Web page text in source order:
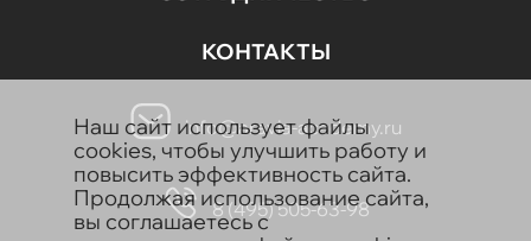
КОНТАКТЫ
info@aravia-academy.ru
8 (495) 505-63-98
Наш сайт использует файлы
cookies, чтобы улучшить работу и
повысить эффективность сайта.
Продолжая использование сайта,
вы соглашаетесь с